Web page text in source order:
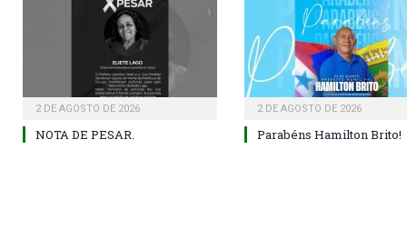
2 DE AGOSTO DE 2026
NOTA DE PESAR.
2 DE AGOSTO DE 2026
Parabéns Hamilton Brito!